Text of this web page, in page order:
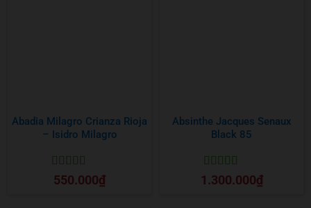
Abadia Milagro Crianza Rioja
– Isidro Milagro
Được xếp
hạng55 sao
550.000₫
Absinthe Jacques Senaux
Black 85
Được xếp
hạng55 sao
1.300.000₫